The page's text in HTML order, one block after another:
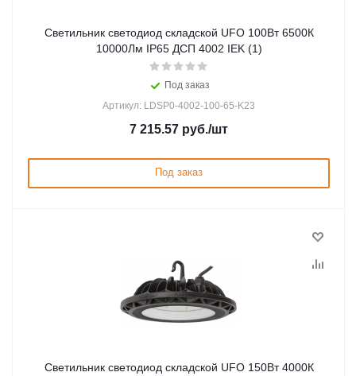
Светильник светодиод складской UFO 100Вт 6500К
10000Лм IP65 ДСП 4002 IEK (1)
Под заказ
Артикул: LDSP0-4002-100-65-K23
7 215.57 руб./шт
Под заказ
Светильник светодиод складской UFO 150Вт 4000К